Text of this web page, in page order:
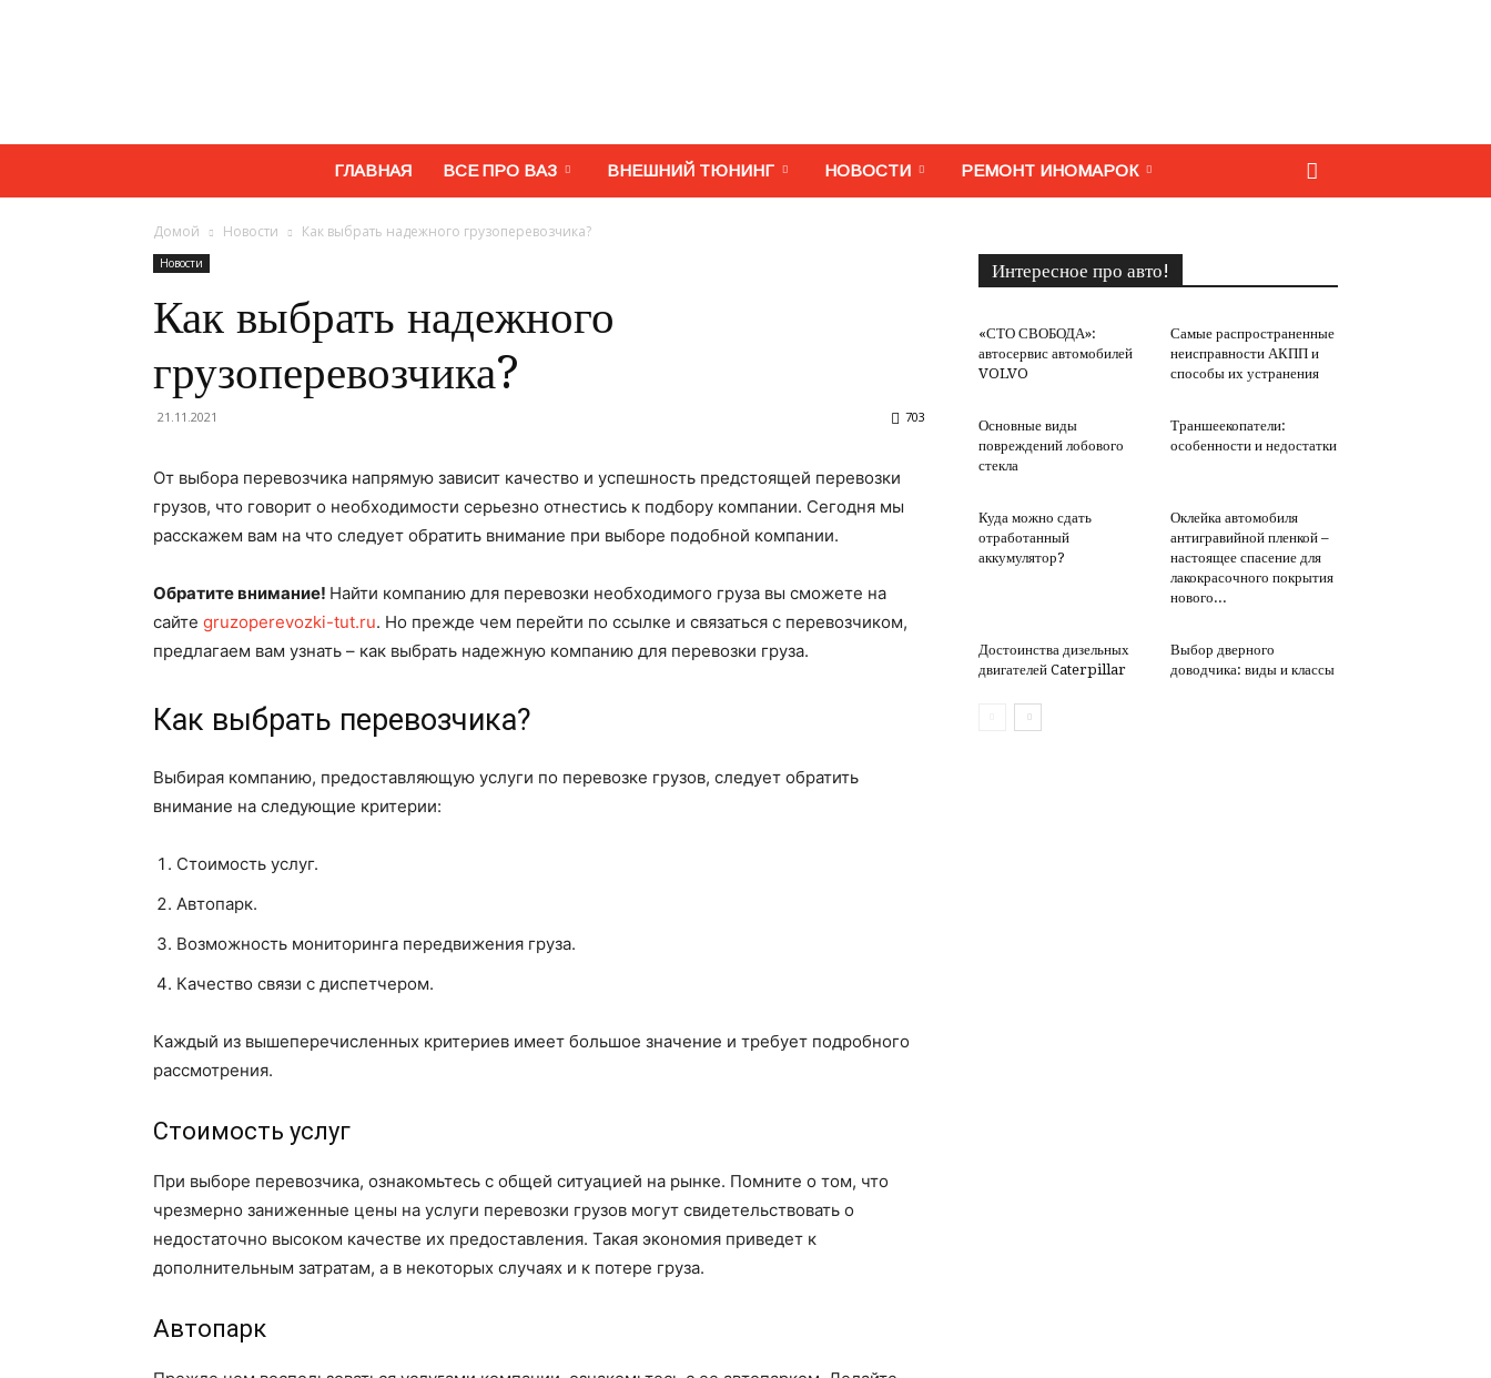
МегаВАЗ.
ГЛАВНАЯ ВСЕ ПРО ВАЗ ВНЕШНИЙ ТЮНИНГ НОВОСТИ РЕМОНТ ИНОМАРОК
Домой Новости Как выбрать надежного грузоперевозчика?
Новости
Как выбрать надежного
грузоперевозчика?
21.11.2021 703
От выбора перевозчика напрямую зависит качество и успешность предстоящей перевозки
грузов, что говорит о необходимости серьезно отнестись к подбору компании. Сегодня мы
расскажем вам на что следует обратить внимание при выборе подобной компании.
Обратите внимание! Найти компанию для перевозки необходимого груза вы сможете на
сайте gruzoperevozki-tut.ru. Но прежде чем перейти по ссылке и связаться с перевозчиком,
предлагаем вам узнать – как выбрать надежную компанию для перевозки груза.
Как выбрать перевозчика?
Выбирая компанию, предоставляющую услуги по перевозке грузов, следует обратить
внимание на следующие критерии:
Стоимость услуг.
Автопарк.
Возможность мониторинга передвижения груза.
Качество связи с диспетчером.
Каждый из вышеперечисленных критериев имеет большое значение и требует подробного
рассмотрения.
Стоимость услуг
При выборе перевозчика, ознакомьтесь с общей ситуацией на рынке. Помните о том, что
чрезмерно заниженные цены на услуги перевозки грузов могут свидетельствовать о
недостаточно высоком качестве их предоставления. Такая экономия приведет к
дополнительным затратам, а в некоторых случаях и к потере груза.
Автопарк
Интересное про авто!
«СТО СВОБОДА»:
автосервис автомобилей
VOLVO
Самые распространенные
неисправности АКПП и
способы их устранения
Основные виды
повреждений лобового
стекла
Траншеекопатели:
особенности и недостатки
Куда можно сдать
отработанный
аккумулятор?
Оклейка автомобиля
антигравийной пленкой –
настоящее спасение для
лакокрасочного покрытия
нового...
Достоинства дизельных
двигателей Caterpillar
Выбор дверного
доводчика: виды и классы